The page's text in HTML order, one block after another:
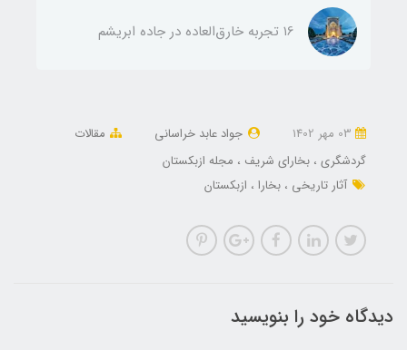
۱6 تجربه خارق‌العاده در جاده ابریشم
جواد عابد خراسانی
مقالات
گردشگری بخارای شریف
مجله ازبکستان
آثار تاریخی
بخارا ازبکستان
دیدگاه خود را بنویسید